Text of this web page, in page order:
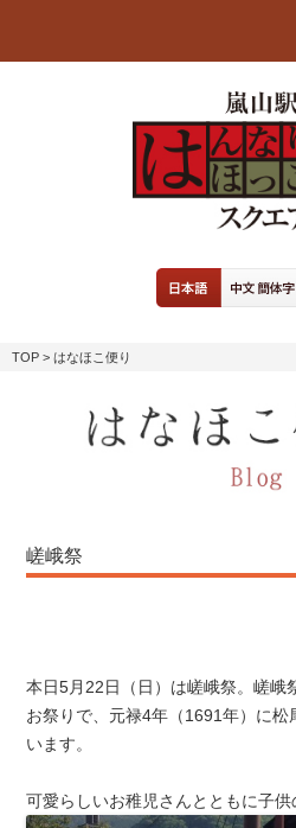
TOP > はなほこ便り
嵯峨祭
本日5月22日（日）は嵯峨祭。嵯峨
お祭りで、元禄4年（1691年）に松
います。
可愛らしいお稚児さんとともに子供